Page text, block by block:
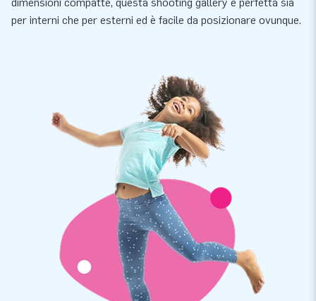
per interni che per esterni ed è facile da posizionare ovunque.